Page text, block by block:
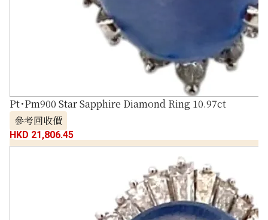
Pt･Pm900 Star Sapphire Diamond Ring 10.97ct
參考回收價
HKD 21,806.45